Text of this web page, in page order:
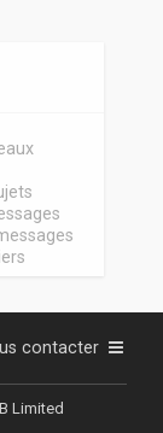
contacter
Limited